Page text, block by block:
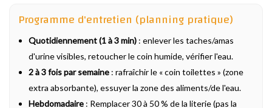
Programme d'entretien (planning pratique)
Quotidiennement (1 à 3 min) : enlever les taches/amas
d'urine visibles, retoucher le coin humide, vérifier l'eau.
2 à 3 fois par semaine : rafraîchir le « coin toilettes » (zone
extra absorbante), essuyer la zone des aliments/de l'eau.
Hebdomadaire : Remplacer 30 à 50 % de la literie (pas la